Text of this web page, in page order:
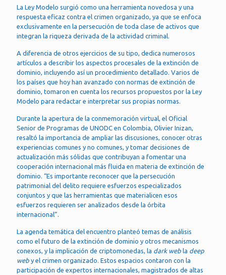
La Ley Modelo surgió como una herramienta novedosa y una
respuesta eficaz contra el crimen organizado, ya que se enfoca
exclusivamente en la persecución de toda clase de activos que
integran la riqueza derivada de la actividad criminal.
A diferencia de otros ejercicios de su tipo, dedica numerosos
artículos a describir los aspectos procesales de la extinción de
dominio, incluyendo así un procedimiento detallado. Varios de
los países que hoy han avanzado con normas de extinción de
dominio, tomaron en cuenta los recursos propuestos por la Ley
Modelo para redactar e interpretar sus propias normas.
Durante la apertura de la conmemoración virtual, el Oficial
Senior de Programas de UNODC en Colombia, Olivier Inizan,
resaltó la importancia de ampliar las discusiones, conocer otras
experiencias comunes y no comunes, y tomar decisiones de
actualización más sólidas que contribuyan a fomentar una
cooperación internacional más fluida en materia de extinción de
dominio. “Es importante reconocer que la persecución
patrimonial del delito requiere esfuerzos especializados
conjuntos y que las herramientas que materialicen esos
esfuerzos requieren ser analizados desde la órbita
internacional”.
La agenda temática del encuentro planteó temas de análisis
como el futuro de la extinción de dominio y otros mecanismos
conexos, y la implicación de criptomonedas, la dark web la deep
web y el crimen organizado. Estos espacios contaron con la
participación de expertos internacionales, magistrados de altas